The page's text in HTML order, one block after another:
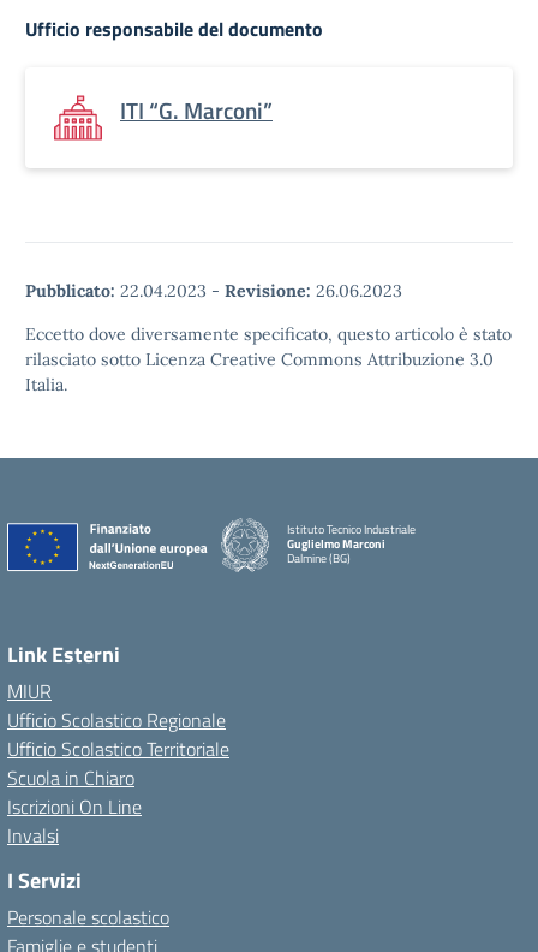
Ufficio responsabile del documento
ITI “G. Marconi”
Pubblicato: 22.04.2023 - Revisione: 26.06.2023
Eccetto dove diversamente specificato, questo articolo è stato
rilasciato sotto Licenza Creative Commons Attribuzione 3.0
Italia.
Istituto Tecnico Industriale
Guglielmo Marconi
Dalmine (BG)
Link Esterni
MIUR
Ufficio Scolastico Regionale
Ufficio Scolastico Territoriale
Scuola in Chiaro
Iscrizioni On Line
Invalsi
I Servizi
Personale scolastico
Famiglie e studenti